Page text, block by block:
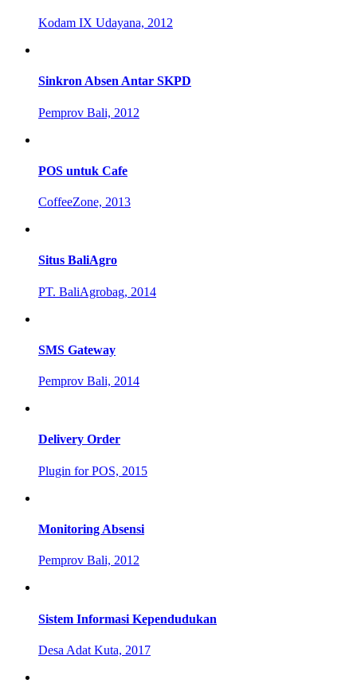
Kodam IX Udayana, 2012
Sinkron Absen Antar SKPD
Pemprov Bali, 2012
POS untuk Cafe
CoffeeZone, 2013
Situs BaliAgro
PT. BaliAgrobag, 2014
SMS Gateway
Pemprov Bali, 2014
Delivery Order
Plugin for POS, 2015
Monitoring Absensi
Pemprov Bali, 2012
Sistem Informasi Kependudukan
Desa Adat Kuta, 2017